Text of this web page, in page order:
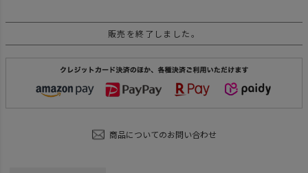
販売を終了しました。
商品についてのお問い合わせ